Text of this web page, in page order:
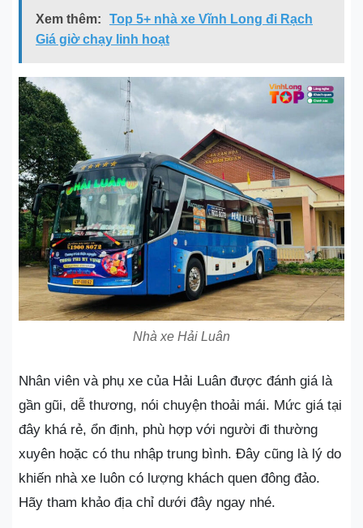
Xem thêm:
Top 5+ nhà xe Vĩnh Long đi Rạch
Giá giờ chạy linh hoạt
Nhà xe Hải Luân
Nhân viên và phụ xe của Hải Luân được đánh giá là
gần gũi, dễ thương, nói chuyện thoải mái. Mức giá tại
đây khá rẻ, ổn định, phù hợp với người đi thường
xuyên hoặc có thu nhập trung bình. Đây cũng là lý do
khiến nhà xe luôn có lượng khách quen đông đảo.
Hãy tham khảo địa chỉ dưới đây ngay nhé.